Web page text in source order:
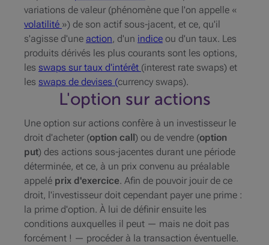
variations de valeur (phénomène que l'on appelle «
volatilité ») de son actif sous-jacent, et ce, qu'il
s'agisse d'une action, d'un indice ou d'un taux. Les
produits dérivés les plus courants sont les options,
les swaps sur taux d'intérêt (interest rate swaps) et
les swaps de devises (currency swaps).
L'option sur actions
Une option sur actions confère à un investisseur le
droit d'acheter (option call ) ou de vendre (option
put) des actions sous-jacentes durant une période
déterminée, et ce, à un prix convenu au préalable
appelé prix d'exercice. Afin de pouvoir jouir de ce
droit, l'investisseur doit cependant payer une prime :
la prime d'option. À lui de définir ensuite les
conditions auxquelles il peut — mais ne doit pas
forcément ! — procéder à la transaction éventuelle.